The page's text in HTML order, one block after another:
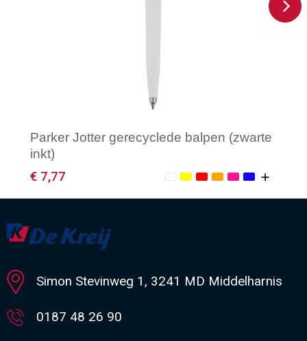
Parker Jotter gerecyclede balpen (zwarte
inkt)
€ 7,77
Minimale afname: 1
Simon Stevinweg 1, 3241 MD Middelharnis
0187 48 26 90